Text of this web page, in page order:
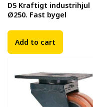
D5 Kraftigt industrihjul
Ø250. Fast bygel
Add to cart